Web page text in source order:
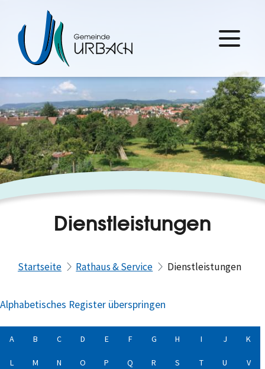
Dienstleistungen
Startseite Rathaus & Service Dienstleistungen
Alphabetisches Register überspringen
A B C D E F G H I J K
L M N O P Q R S T U V